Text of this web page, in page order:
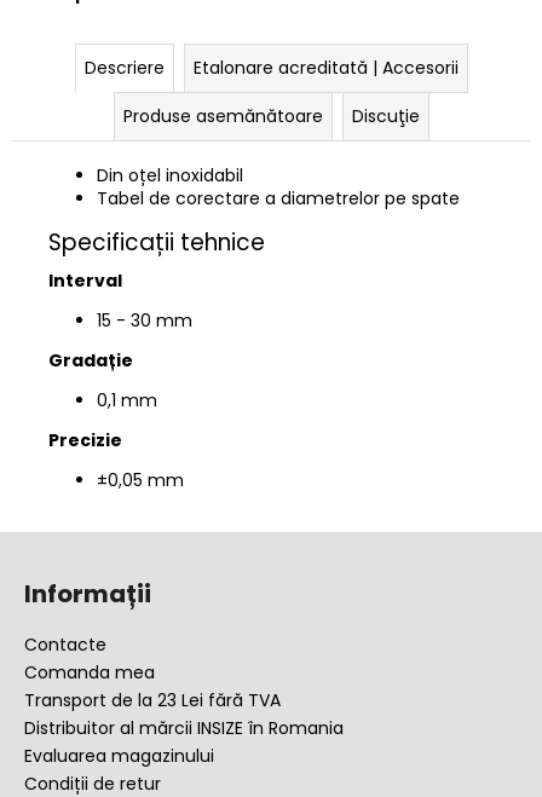
Descriere
Etalonare acreditată | Accesorii
Produse asemănătoare
Discuţie
Din oțel inoxidabil
Tabel de corectare a diametrelor pe spate
Specificații tehnice
Interval
15 - 30 mm
Gradație
0,1 mm
Precizie
±0,05 mm
Informații
Contacte
Comanda mea
Transport de la 23 Lei fără TVA
Distribuitor al mărcii INSIZE în Romania
Evaluarea magazinului
Condiții de retur